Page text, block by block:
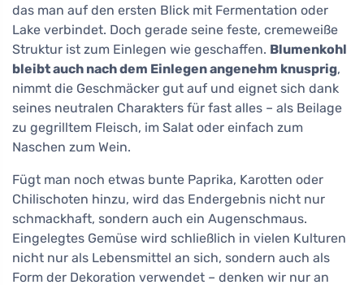
das man auf den ersten Blick mit Fermentation oder
Lake verbindet. Doch gerade seine feste, cremeweiße
Struktur ist zum Einlegen wie geschaffen. Blumenkohl
bleibt auch nach dem Einlegen angenehm knusprig,
nimmt die Geschmäcker gut auf und eignet sich dank
seines neutralen Charakters für fast alles – als Beilage
zu gegrilltem Fleisch, im Salat oder einfach zum
Naschen zum Wein.
Fügt man noch etwas bunte Paprika, Karotten oder
Chilischoten hinzu, wird das Endergebnis nicht nur
schmackhaft, sondern auch ein Augenschmaus.
Eingelegtes Gemüse wird schließlich in vielen Kulturen
nicht nur als Lebensmittel an sich, sondern auch als
Form der Dekoration verwendet – denken wir nur an